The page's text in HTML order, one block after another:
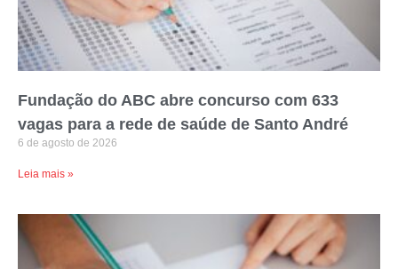
Fundação do ABC abre concurso com 633
vagas para a rede de saúde de Santo André
6 de agosto de 2026
Leia mais »